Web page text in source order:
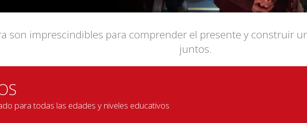
son imprescindibles para comprender el presente y construir
juntos.
para todas las edades y niveles educativos
alumnos, vocabulario adecuado para la edad. Actores muy expresivos. Vocalización